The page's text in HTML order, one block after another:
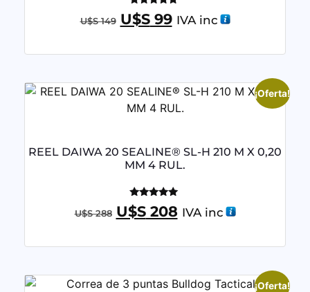
Valorado
con
U$S149 U$S99 IVA inc
¡Oferta!
REEL DAIWA 20 SEALINE® SL-H 210 M X 0,20
MM 4 RUL.
Valorado
con
U$S288 U$S208 IVA inc
¡Oferta!